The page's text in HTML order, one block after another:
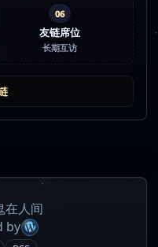
06
友链席位
长期互访
在人间
by